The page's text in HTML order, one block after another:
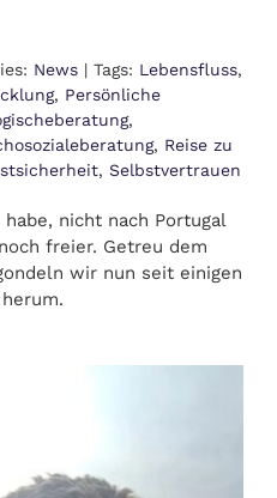
News | Tags: Lebensfluss,
, Persönliche
,
, Reise zu
, Selbstvertrauen
nicht nach Portugal
freier. Getreu dem
wir nun seit einigen